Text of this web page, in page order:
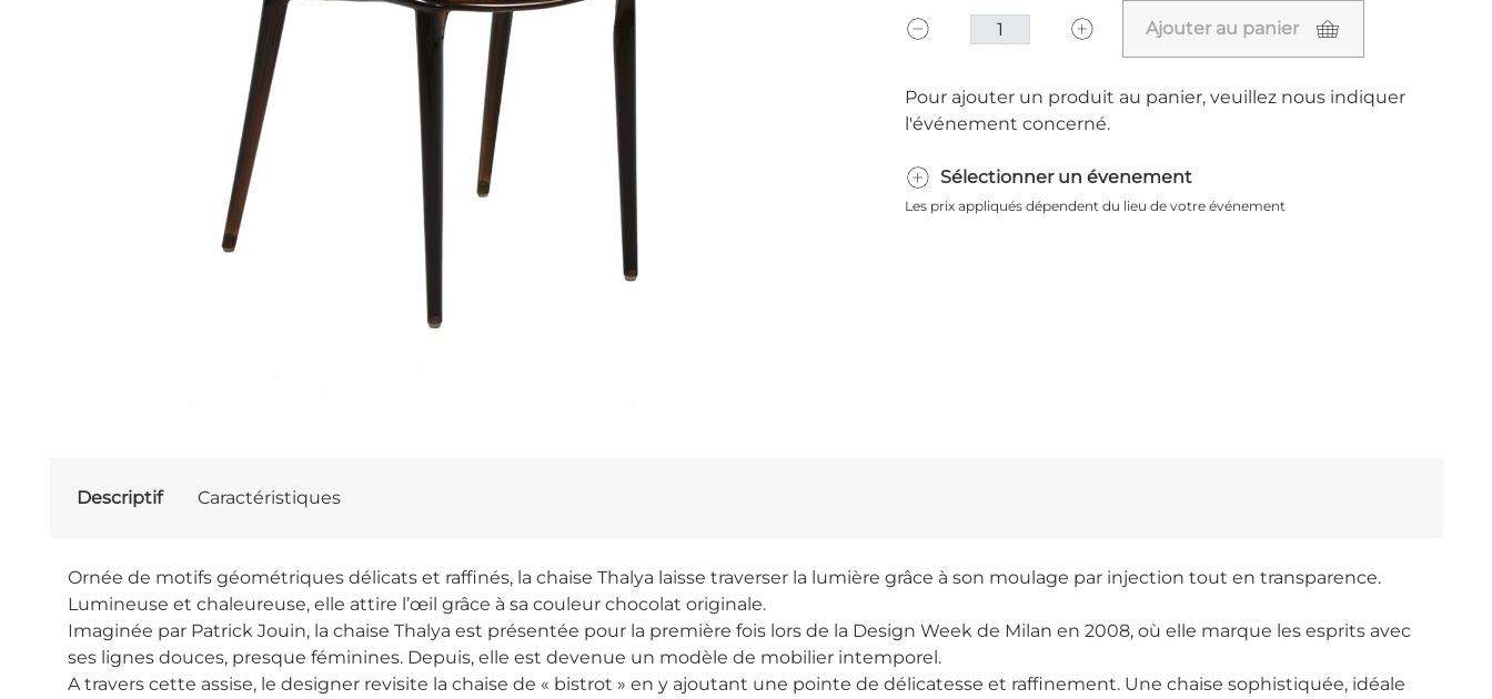
Ajouter au panier
Pour ajouter un produit au panier, veuillez nous indiquer
l'événement concerné.
Sélectionner un évenement
Les prix appliqués dépendent du lieu de votre événement
Descriptif Caractéristiques
Ornée de motifs géométriques délicats et raffinés, la chaise Thalya laisse traverser la lumière grâce à son moulage par injection tout en transparence.
Lumineuse et chaleureuse, elle attire l’œil grâce à sa couleur chocolat originale.
Imaginée par Patrick Jouin, la chaise Thalya est présentée pour la première fois lors de la Design Week de Milan en 2008, où elle marque les esprits avec
ses lignes douces, presque féminines. Depuis, elle est devenue un modèle de mobilier intemporel.
A travers cette assise, le designer revisite la chaise de « bistrot » en y ajoutant une pointe de délicatesse et raffinement. Une chaise sophistiquée, idéale